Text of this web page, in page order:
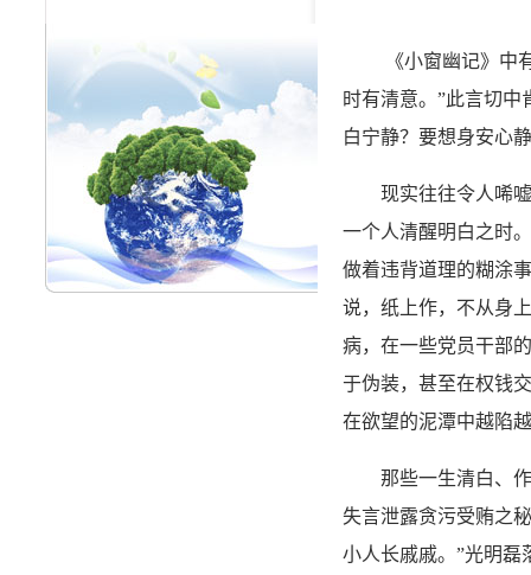
《小窗幽记》中有
时有清意。”此言切
白宁静？要想身安心
现实往往令人唏嘘
一个人清醒明白之时
做着违背道理的糊涂
说，纸上作，不从身
病，在一些党员干部
于伪装，甚至在权钱
在欲望的泥潭中越陷
那些一生清白、作
失言泄露贪污受贿之
小人长戚戚。”光明磊